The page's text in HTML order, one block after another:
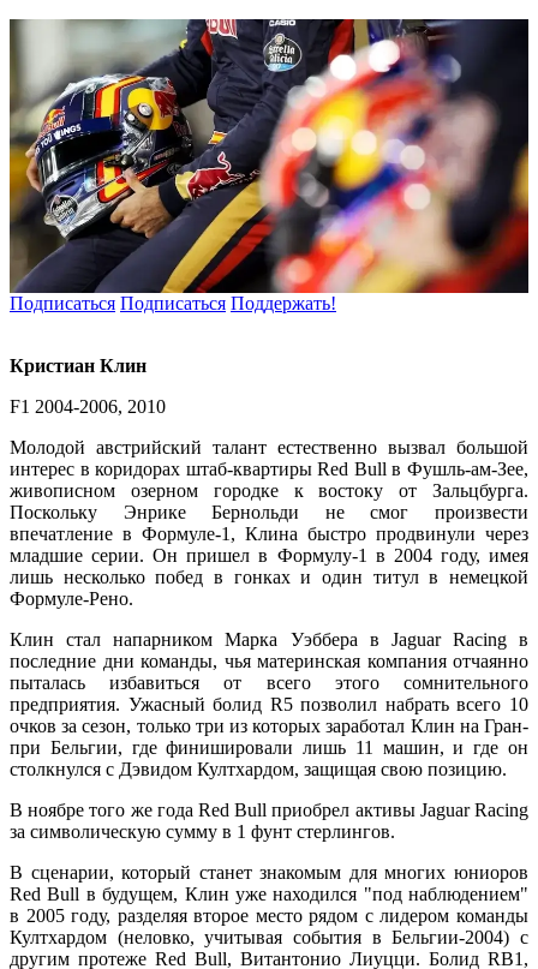
Подписаться Подписаться Поддержать!
Кристиан Клин
F1 2004-2006, 2010
Молодой австрийский талант естественно вызвал большой
интерес в коридорах штаб-квартиры Red Bull в Фушль-ам-Зее,
живописном озерном городке к востоку от Зальцбурга.
Поскольку Энрике Бернольди не смог произвести
впечатление в Формуле-1, Клина быстро продвинули через
младшие серии. Он пришел в Формулу-1 в 2004 году, имея
лишь несколько побед в гонках и один титул в немецкой
Формуле-Рено.
Клин стал напарником Марка Уэббера в Jaguar Racing в
последние дни команды, чья материнская компания отчаянно
пыталась избавиться от всего этого сомнительного
предприятия. Ужасный болид R5 позволил набрать всего 10
очков за сезон, только три из которых заработал Клин на Гран-
при Бельгии, где финишировали лишь 11 машин, и где он
столкнулся с Дэвидом Култхардом, защищая свою позицию.
В ноябре того же года Red Bull приобрел активы Jaguar Racing
за символическую сумму в 1 фунт стерлингов.
В сценарии, который станет знакомым для многих юниоров
Red Bull в будущем, Клин уже находился "под наблюдением"
в 2005 году, разделяя второе место рядом с лидером команды
Култхардом (неловко, учитывая события в Бельгии-2004) с
другим протеже Red Bull, Витантонио Лиуцци. Болид RB1,